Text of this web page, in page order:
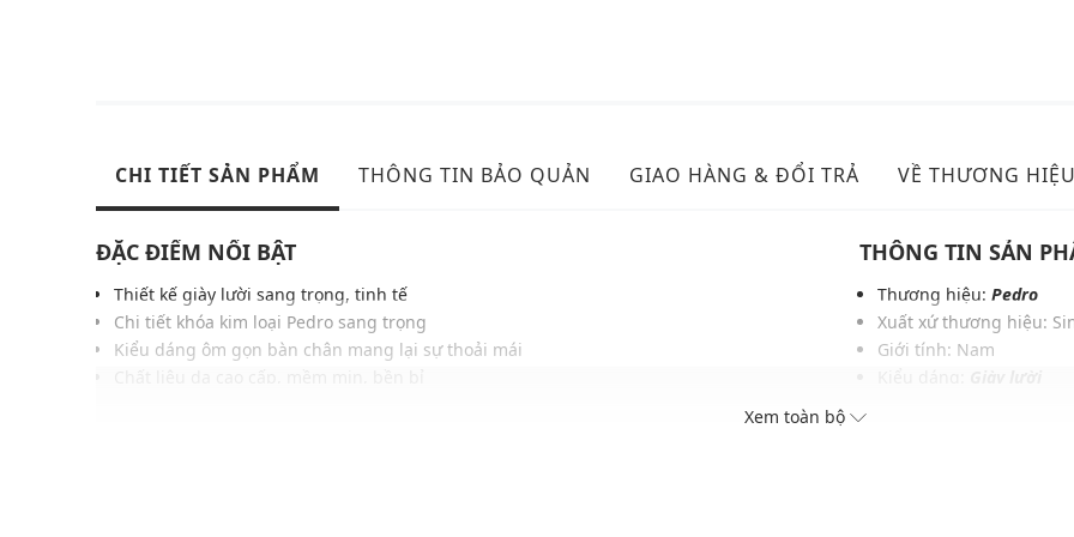
CHI TIẾT SẢN PHẨM THÔNG TIN BẢO QUẢN GIAO HÀNG & ĐỔI TRẢ VỀ THƯƠNG HIỆU
ĐẶC ĐIỂM NỔI BẬT
Thiết kế giày lười sang trọng, tinh tế
Chi tiết khóa kim loại Pedro sang trọng
Kiểu dáng ôm gọn bàn chân mang lại sự thoải mái
THÔNG TIN SẢN
Thương hiệu: Pedro
Xuất xứ thương hiệu:
Giới tính: Nam
Xem toàn bộ